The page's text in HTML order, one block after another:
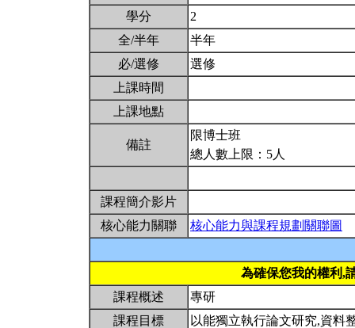
學分
2
全/半年
半年
必/選修
選修
上課時間
上課地點
備註
限博士班
總人數上限：5人
課程簡介影片
核心能力關聯
核心能力與課程規劃關聯圖
為確保您我的權利,
課程概述
專研
課程目標
以能獨立執行論文研究,資料